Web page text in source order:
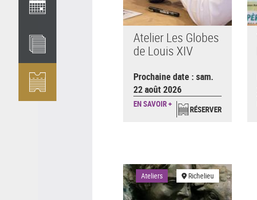
Atelier Les Globes
de Louis XIV
Prochaine date : sam.
22 août 2026
EN SAVOIR +
RÉSERVER
Ateliers Richelieu